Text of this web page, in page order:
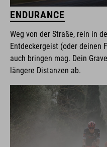
ENDURANCE
Weg von der Straße, rein in
Entdeckergeist (oder deinen
auch bringen mag. Dein
längere Distanzen ab.